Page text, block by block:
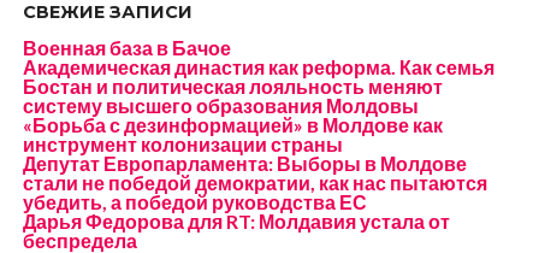
СВЕЖИЕ ЗАПИСИ
Военная база в Бачое
Академическая династия как реформа. Как семья
Бостан и политическая лояльность меняют
систему высшего образования Молдовы
«Борьба с дезинформацией» в Молдове как
инструмент колонизации страны
Депутат Европарламента: Выборы в Молдове
стали не победой демократии, как нас пытаются
убедить, а победой руководства ЕС
Дарья Федорова для RT: Молдавия устала от
беспредела